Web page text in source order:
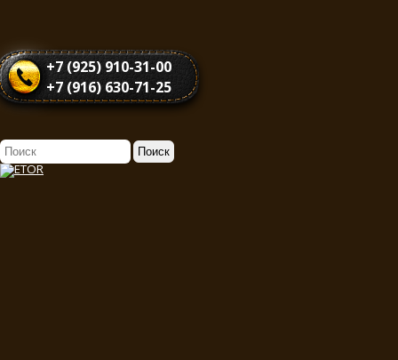
+7 (925) 910-31-00
+7 (916) 630-71-25